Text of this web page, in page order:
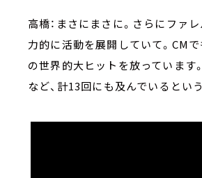
高橋：まさにまさに。さらにファ
力的に活動を展開していて。CM
の世界的大ヒットを放っていま
など、計13回にも及んでいるという